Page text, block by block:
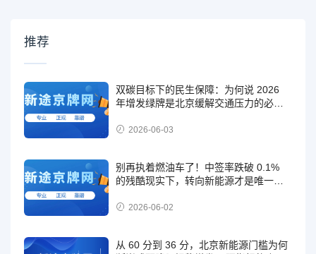
推荐
双碳目标下的民生保障：为何说 2026
年增发绿牌是北京缓解交通压力的必然
2026-06-03
别再执着燃油车了！中签率跌破 0.1%
的残酷现实下，转向新能源才是唯一出
2026-06-02
从 60 分到 36 分，北京新能源门槛为何